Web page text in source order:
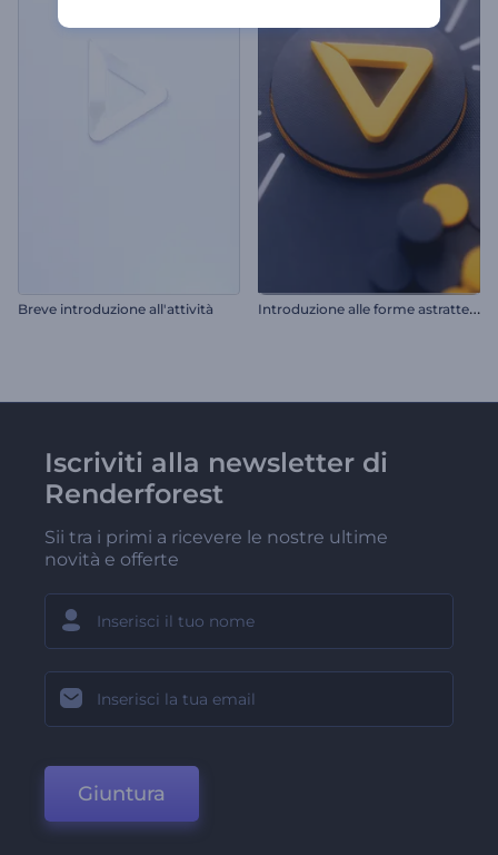
Breve introduzione all'attività I
ntroduzione alle forme astratte 3D
Iscriviti alla newsletter di
Renderforest
Sii tra i primi a ricevere le nostre ultime
novità e offerte
Giuntura